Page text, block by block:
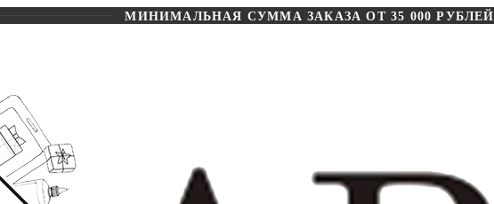
МИНИМАЛЬНАЯ СУММА ЗАКАЗА ОТ 35 000 РУБЛЕЙ